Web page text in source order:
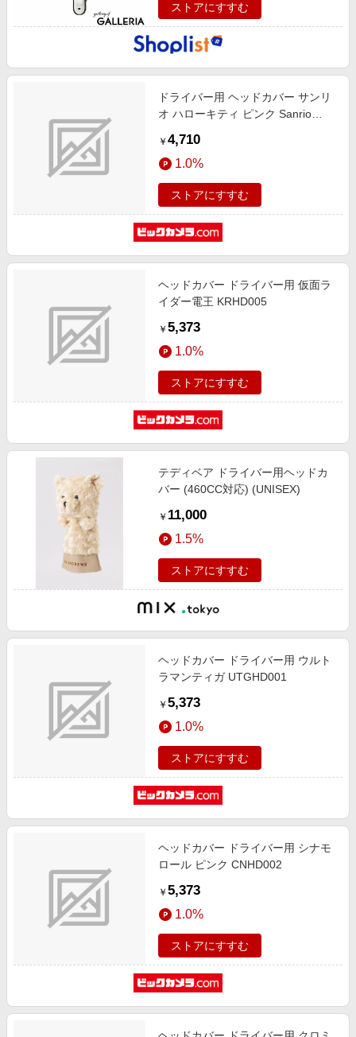
ストアにすすむ
ドライバー用 ヘッドカバー サンリ
オ ハローキティ ピンク Sanrio
25×23cm・460cc対応) KTHD002
￥ 4,710
1.0%
ストアにすすむ
ヘッドカバー ドライバー用 仮面ラ
イダー電王 KRHD005
￥ 5,373
1.0%
ストアにすすむ
テディベア ドライバー用ヘッドカ
バー (460CC対応) (UNISEX)
￥ 11,000
1.5%
ストアにすすむ
ヘッドカバー ドライバー用 ウルト
ラマンティガ UTGHD001
￥ 5,373
1.0%
ストアにすすむ
ヘッドカバー ドライバー用 シナモ
ロール ピンク CNHD002
￥ 5,373
1.0%
ストアにすすむ